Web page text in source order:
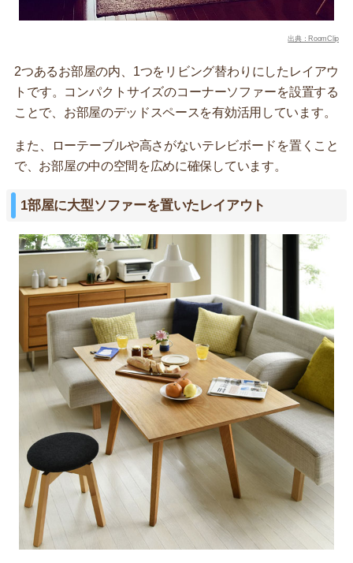
出典：RoomClip
2つあるお部屋の内、1つをリビング替わりにしたレイアウ
トです。コンパクトサイズのコーナーソファーを設置する
ことで、お部屋のデッドスペースを有効活用しています。
また、ローテーブルや高さがないテレビボードを置くこと
で、お部屋の中の空間を広めに確保しています。
1部屋に大型ソファーを置いたレイアウト